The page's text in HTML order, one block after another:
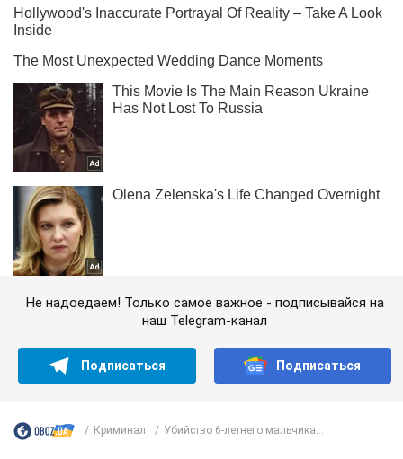
Не надоедаем! Только самое важное - подписывайся на
наш Telegram-канал
Подписаться Подписаться
Криминал Убийство 6-летнего мальчика...